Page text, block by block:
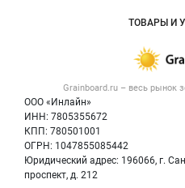
Grainboard.ru – весь рынок
ООО «Инлайн»
ИНН: 7805355672
КПП: 780501001
ОГРН: 1047855085442
Юридический адрес: 196066, г.
проспект, д. 212
Контактная
Политика обработки
ТОВАРЫ И